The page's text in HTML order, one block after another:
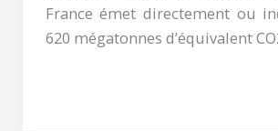
France émet directement ou
620 mégatonnes d’équivalent